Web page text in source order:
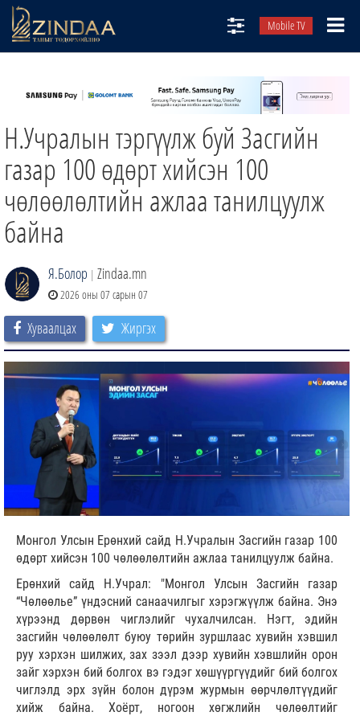
Mobile TV
ТВ8
ӨГЛӨӨНИЙ СОНИН
АУДИО ЗОХИОЛ
ЗИНДАА СЭТГҮҮЛ
Н.Учралын тэргүүлж буй Засгийн
газар 100 өдөрт хийсэн 100
чөлөөлөлтийн ажлаа танилцуулж
байна
Я.Болор | Zindaa.mn
2026 оны 07 сарын 07
Хуваалцах Жиргэх
Монгол Улсын Ерөнхий сайд Н.Учралын Засгийн газар 100
өдөрт хийсэн 100 чөлөөлөлтийн ажлаа танилцуулж байна.
Ерөнхий сайд Н.Учрал: "Монгол Улсын Засгийн газар
“Чөлөөлье” үндэсний санаачилгыг хэрэгжүүлж байна. Энэ
хүрээнд дөрвөн чиглэлийг чухалчилсан. Нэгт, эдийн
засгийн чөлөөлөлт буюу төрийн зуршлаас хувийн хэвшил
руу хэрхэн шилжих, зах зээл дээр хувийн хэвшлийн орон
зайг хэрхэн бий болгох вэ гэдэг хөшүүргүүдийг бий болгох
чиглэлд эрх зүйн болон дүрэм журмын өөрчлөлтүүдийг
хийж байна. Хоёрт, ногоон хөгжлийн чөлөөлтийг